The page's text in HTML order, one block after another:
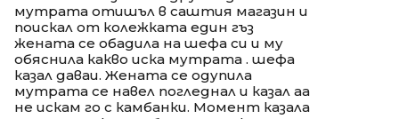
мутрата отишъл в саштия магазин и
поискал от колежката един гъз
жената се обадила на шефа си и му
обяснила какво иска мутрата . шефа
казал даваи. Жената се одупила
мутрата се навел погледнал и казал аа
не искам го с камбанки. Момент казала